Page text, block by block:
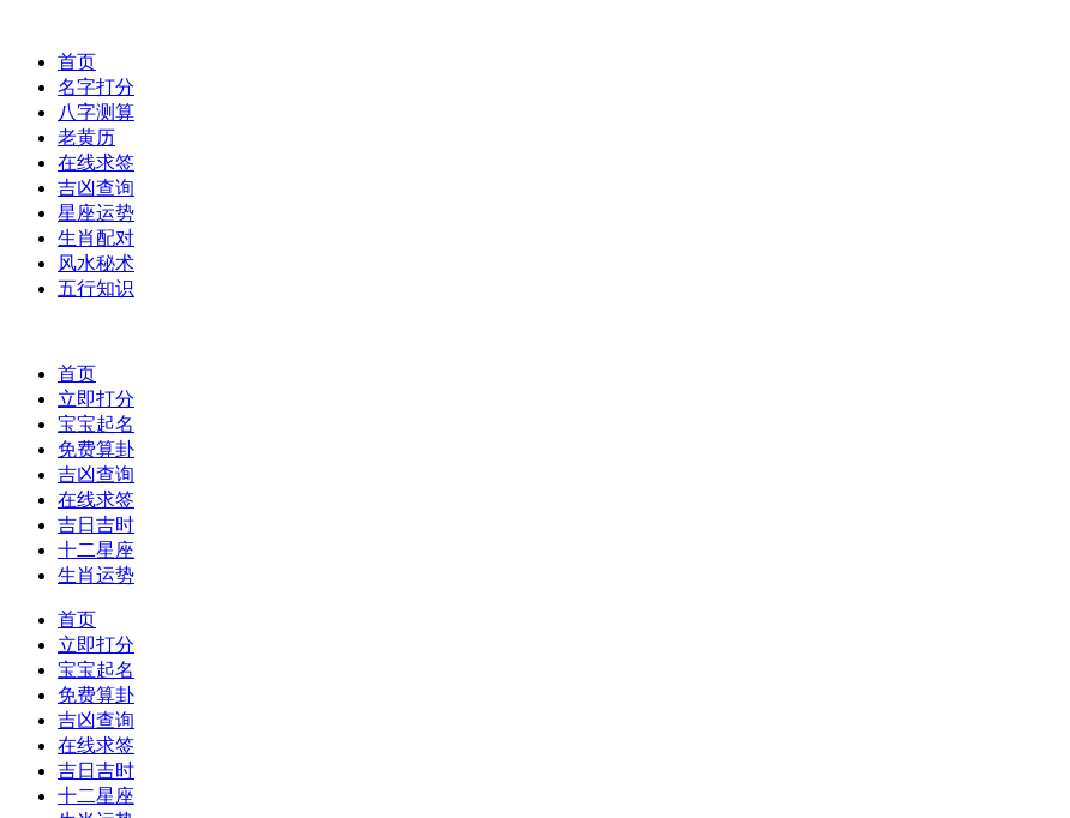
首页
名字打分
八字测算
老黄历
在线求签
吉凶查询
星座运势
生肖配对
风水秘术
五行知识
首页
立即打分
宝宝起名
免费算卦
吉凶查询
在线求签
吉日吉时
十二星座
生肖运势
首页
立即打分
宝宝起名
免费算卦
吉凶查询
在线求签
吉日吉时
十二星座